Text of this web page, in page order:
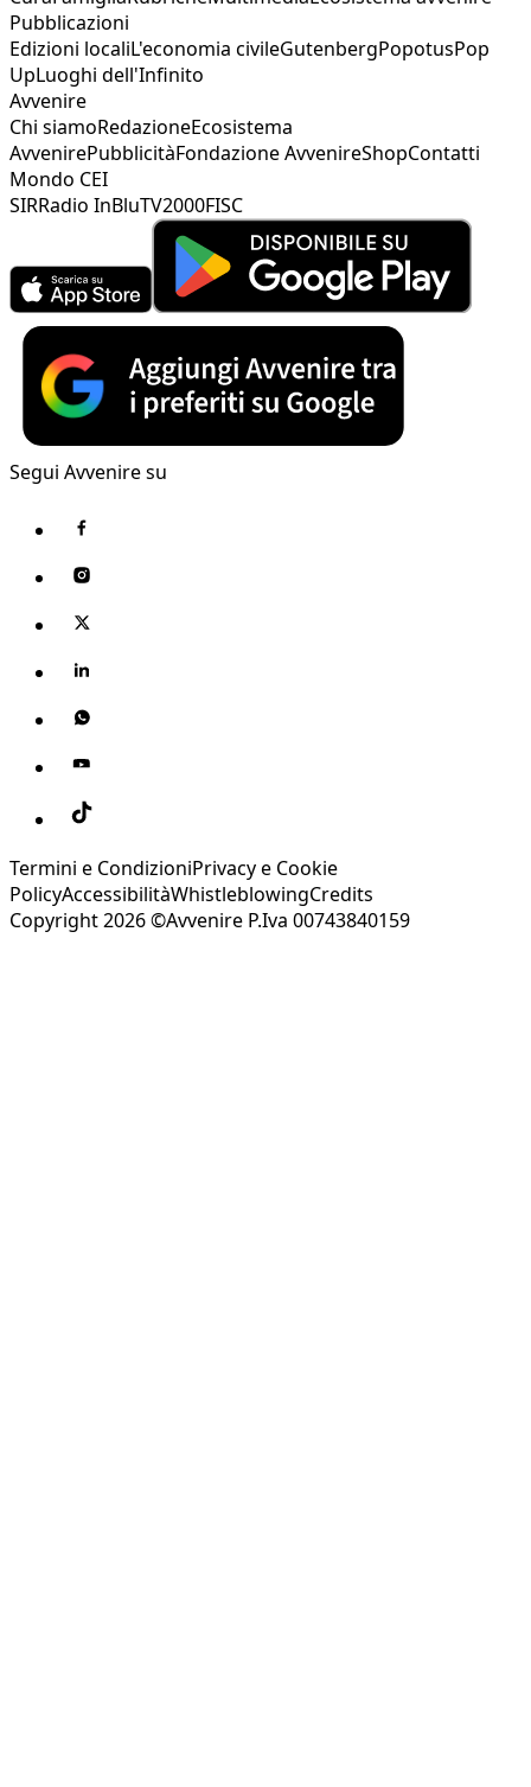
Pubblicazioni
Edizioni localiL'economia civileGutenbergPopotusPop
UpLuoghi dell'Infinito
Avvenire
Chi siamoRedazioneEcosistema
AvvenirePubblicitàFondazione AvvenireShopContatti
Mondo CEI
SIRRadio InBluTV2000FISC
Segui Avvenire su
Termini e CondizioniPrivacy e Cookie
PolicyAccessibilitàWhistleblowingCredits
Copyright 2026 ©Avvenire P.Iva 00743840159